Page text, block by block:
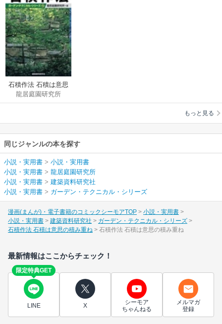
石積作法 石積は意思
の積み重ね
龍居庭園研究所
もっと見る
同じジャンルの本を探す
小説・実用書 > 小説・実用書
小説・実用書 > 龍居庭園研究所
小説・実用書 > 建築資料研究社
小説・実用書 > ガーデン・テクニカル・シリーズ
漫画(まんが)・電子書籍のコミックシーモアTOP
小説・実用書
小説・実用書
建築資料研究社
ガーデン・テクニカル・シリーズ
石積作法 石積は意思の積み重ね
石積作法 石積は意思の積み重ね
最新情報はここからチェック！
限定特典GET
LINE X
シーモア
ちゃんねる
メルマガ
登録